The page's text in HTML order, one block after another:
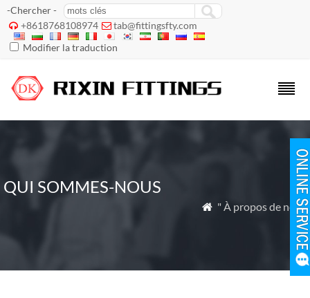
-Chercher -
 +8618768108974  tab@fittingsfty.com
Modifier la traduction
QUI SOMMES-NOUS
 " À propos de nous